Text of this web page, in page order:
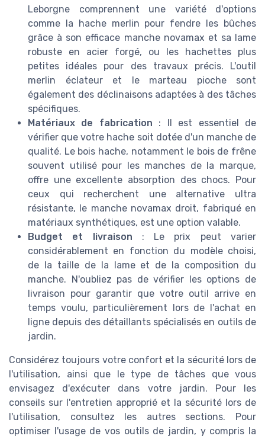
Leborgne comprennent une variété d'options
comme la hache merlin pour fendre les bûches
grâce à son efficace manche novamax et sa lame
robuste en acier forgé, ou les hachettes plus
petites idéales pour des travaux précis. L'outil
merlin éclateur et le marteau pioche sont
également des déclinaisons adaptées à des tâches
spécifiques.
Matériaux de fabrication : Il est essentiel de
vérifier que votre hache soit dotée d'un manche de
qualité. Le bois hache, notamment le bois de frêne
souvent utilisé pour les manches de la marque,
offre une excellente absorption des chocs. Pour
ceux qui recherchent une alternative ultra
résistante, le manche novamax droit, fabriqué en
matériaux synthétiques, est une option valable.
Budget et livraison : Le prix peut varier
considérablement en fonction du modèle choisi,
de la taille de la lame et de la composition du
manche. N'oubliez pas de vérifier les options de
livraison pour garantir que votre outil arrive en
temps voulu, particulièrement lors de l'achat en
ligne depuis des détaillants spécialisés en outils de
jardin.
Considérez toujours votre confort et la sécurité lors de
l'utilisation, ainsi que le type de tâches que vous
envisagez d'exécuter dans votre jardin. Pour les
conseils sur l'entretien approprié et la sécurité lors de
l'utilisation, consultez les autres sections. Pour
optimiser l'usage de vos outils de jardin, y compris la